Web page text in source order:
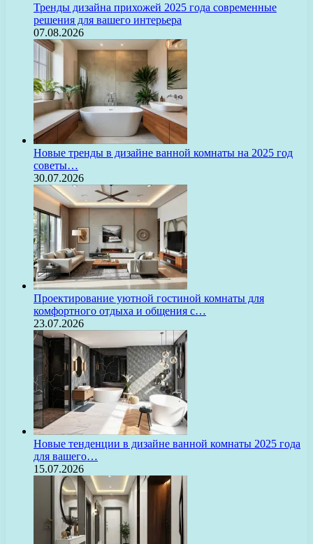
Тренды дизайна прихожей 2025 года современные
решения для вашего интерьера
07.08.2026
Новые тренды в дизайне ванной комнаты на 2025 год
советы…
30.07.2026
Проектирование уютной гостиной комнаты для
комфортного отдыха и общения с…
23.07.2026
Новые тенденции в дизайне ванной комнаты 2025 года
для вашего…
15.07.2026